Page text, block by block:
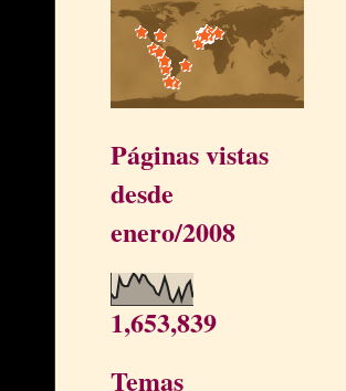
Páginas vistas
desde
enero/2008
1,653,839
Temas